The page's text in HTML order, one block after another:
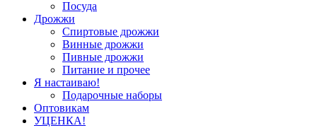
Посуда
Дрожжи
Спиртовые дрожжи
Винные дрожжи
Пивные дрожжи
Питание и прочее
Я настаиваю!
Подарочные наборы
Оптовикам
УЦЕНКА!